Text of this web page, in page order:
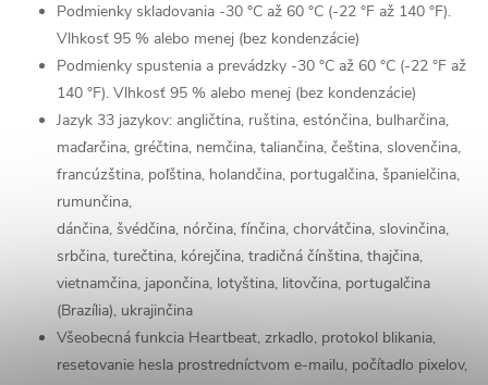
Podmienky skladovania -30 °C až 60 °C (-22 °F až 140 °F).
Vlhkosť 95 % alebo menej (bez kondenzácie)
Podmienky spustenia a prevádzky -30 °C až 60 °C (-22 °F až
140 °F). Vlhkosť 95 % alebo menej (bez kondenzácie)
Jazyk 33 jazykov: angličtina, ruština, estónčina, bulharčina,
maďarčina, gréčtina, nemčina, taliančina, čeština, slovenčina,
francúzština, poľština, holandčina, portugalčina, španielčina,
rumunčina,
dánčina, švédčina, nórčina, fínčina, chorvátčina, slovinčina,
srbčina, turečtina, kórejčina, tradičná čínština, thajčina,
vietnamčina, japončina, lotyština, litovčina, portugalčina
(Brazília), ukrajinčina
Všeobecná funkcia Heartbeat, zrkadlo, protokol blikania,
resetovanie hesla prostredníctvom e-mailu, počítadlo pixelov,